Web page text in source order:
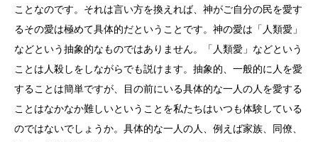
ことなのです。それは言い方を換えれば、神がご自分の民を愛す
るその愛は極めて具体的だということです。神の愛は「人類愛」
などという抽象的なものではありません。「人類愛」などという
ことは人殺しをしながらでも説けます。抽象的、一般的に人を愛
することは簡単ですが、目の前にいる具体的な一人の人を愛する
ことはなかなか難しいということを私たちはいつも体験している
のではないでしょうか。具体的な一人の人、例えば家族、同僚、